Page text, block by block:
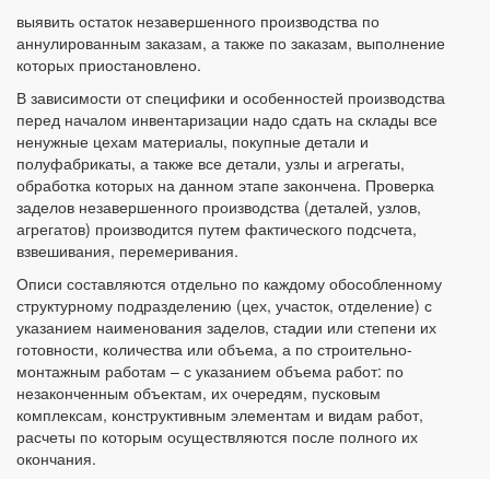
выявить остаток незавершенного производства по
аннулированным заказам, а также по заказам, выполнение
которых приостановлено.
В зависимости от специфики и особенностей производства
перед началом инвентаризации надо сдать на склады все
ненужные цехам материалы, покупные детали и
полуфабрикаты, а также все детали, узлы и агрегаты,
обработка которых на данном этапе закончена. Проверка
заделов незавершенного производства (деталей, узлов,
агрегатов) производится путем фактического подсчета,
взвешивания, перемеривания.
Описи составляются отдельно по каждому обособленному
структурному подразделению (цех, участок, отделение) с
указанием наименования заделов, стадии или степени их
готовности, количества или объема, а по строительно-
монтажным работам – с указанием объема работ: по
незаконченным объектам, их очередям, пусковым
комплексам, конструктивным элементам и видам работ,
расчеты по которым осуществляются после полного их
окончания.